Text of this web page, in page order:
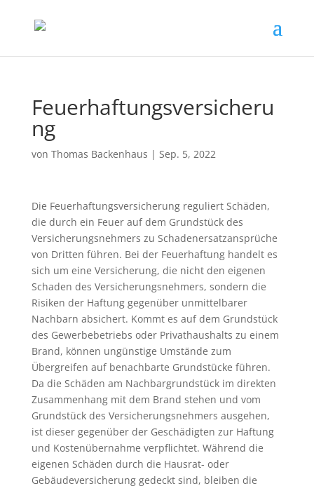
Feuerhaftungsversicheru
ng
von Thomas Backenhaus | Sep. 5, 2022
Die Feuerhaftungsversicherung reguliert Schäden,
die durch ein Feuer auf dem Grundstück des
Versicherungsnehmers zu Schadenersatzansprüche
von Dritten führen. Bei der Feuerhaftung handelt es
sich um eine Versicherung, die nicht den eigenen
Schaden des Versicherungsnehmers, sondern die
Risiken der Haftung gegenüber unmittelbarer
Nachbarn absichert. Kommt es auf dem Grundstück
des Gewerbebetriebs oder Privathaushalts zu einem
Brand, können ungünstige Umstände zum
Übergreifen auf benachbarte Grundstücke führen.
Da die Schäden am Nachbargrundstück im direkten
Zusammenhang mit dem Brand stehen und vom
Grundstück des Versicherungsnehmers ausgehen,
ist dieser gegenüber der Geschädigten zur Haftung
und Kostenübernahme verpflichtet. Während die
eigenen Schäden durch die Hausrat- oder
Gebäudeversicherung gedeckt sind, bleiben die